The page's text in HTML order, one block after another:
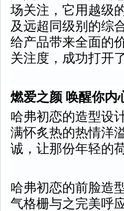
场关注，它用越级
及远超同级别的综
给产品带来全面的
关注度，成功打开
燃爱之颜 唤醒你内
哈弗初恋的造型设
满怀炙热的热情洋
诚，让那份年轻的
哈弗初恋的前脸造
气格栅与之完美呼